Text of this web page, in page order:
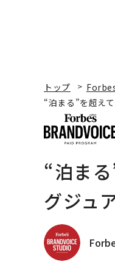
トップ
“泊まる”を超え
“泊ま
グジュ